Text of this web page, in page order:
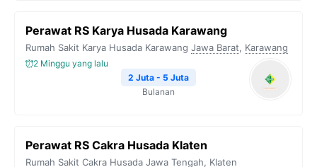
Perawat RS Karya Husada Karawang
Rumah Sakit Karya Husada Karawang Jawa Barat, Karawang
2 Minggu yang lalu
2 Juta - 5 Juta
Bulanan
Perawat RS Cakra Husada Klaten
Rumah Sakit Cakra Husada Jawa Tengah, Klaten